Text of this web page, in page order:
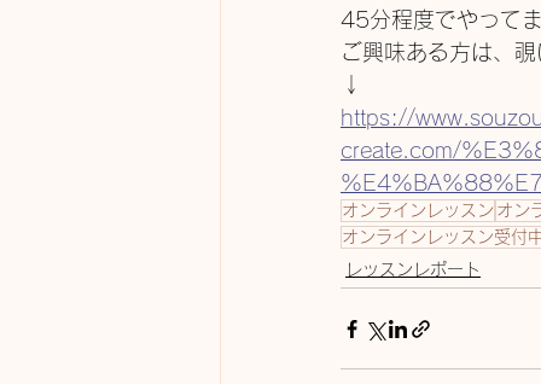
45分程度でやってま
ご興味ある方は、
↓
https://
create.com/
オンラインレッスン オン
オンラインレッスン受付
レッスンレポート